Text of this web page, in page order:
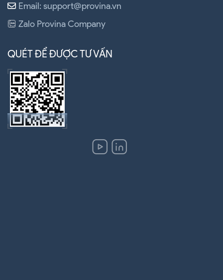
Email: support@provina.vn
Zalo Provina Company
QUÉT ĐỂ ĐƯỢC TƯ VẤN